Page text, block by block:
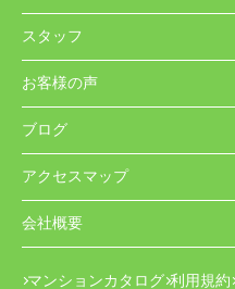
スタッフ
お客様の声
ブログ
アクセスマップ
会社概要
マンションカタログ 利用規約